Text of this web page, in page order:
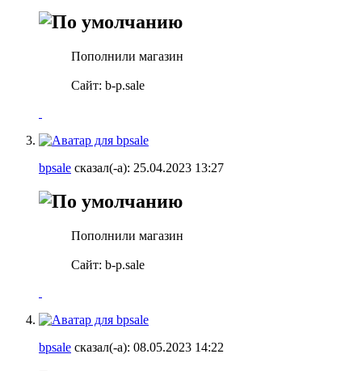
Пополнили магазин
Сайт: b-p.sale
bpsale сказал(-а): 25.04.2023 13:27
Пополнили магазин
Сайт: b-p.sale
bpsale сказал(-а): 08.05.2023 14:22